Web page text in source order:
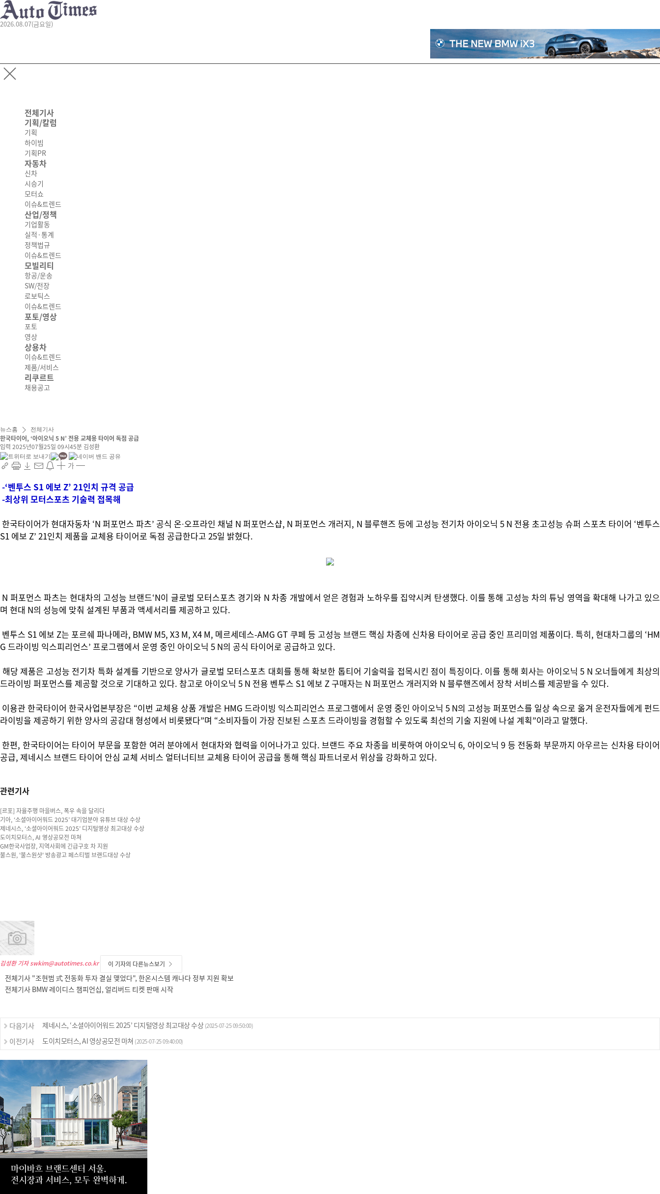
2026.08.07(금요일)
전체기사
기획/칼럼
기획
하이빔
기획PR
자동차
신차
시승기
모터쇼
이슈&트렌드
산업/정책
기업활동
실적·통계
정책법규
이슈&트렌드
모빌리티
항공/운송
SW/전장
로보틱스
이슈&트렌드
포토/영상
포토
영상
상용차
이슈&트렌드
제품/서비스
리쿠르트
채용공고
뉴스홈 전체기사
한국타이어, ‘아이오닉 5 N’ 전용 교체용 타이어 독점 공급
입력 2025년07월25일 09시45분 김성환
가
-‘벤투스 S1 에보 Z’ 21인치 규격 공급
-최상위 모터스포츠 기술력 접목해
한국타이어가 현대자동차 ‘N 퍼포먼스 파츠’ 공식 온∙오프라인 채널 N 퍼포먼스샵, N 퍼포먼스 개러지, N 블루핸즈 등에 고성능 전기차 아이오닉 5 N 전용 초고성능 슈퍼 스포츠 타이어 ‘벤투스
S1 에보 Z’ 21인치 제품을 교체용 타이어로 독점 공급한다고 25일 밝혔다.
N 퍼포먼스 파츠는 현대차의 고성능 브랜드‘N이 글로벌 모터스포츠 경기와 N 차종 개발에서 얻은 경험과 노하우를 집약시켜 탄생했다. 이를 통해 고성능 차의 튜닝 영역을 확대해 나가고 있으
며 현대 N의 성능에 맞춰 설계된 부품과 액세서리를 제공하고 있다.
벤투스 S1 에보 Z는 포르쉐 파나메라, BMW M5, X3 M, X4 M, 메르세데스-AMG GT 쿠페 등 고성능 브랜드 핵심 차종에 신차용 타이어로 공급 중인 프리미엄 제품이다. 특히, 현대차그룹의 ‘HM
G 드라이빙 익스피리언스’ 프로그램에서 운영 중인 아이오닉 5 N의 공식 타이어로 공급하고 있다.
해당 제품은 고성능 전기차 특화 설계를 기반으로 양사가 글로벌 모터스포츠 대회를 통해 확보한 톱티어 기술력을 접목시킨 점이 특징이다. 이를 통해 회사는 아이오닉 5 N 오너들에게 최상의
드라이빙 퍼포먼스를 제공할 것으로 기대하고 있다. 참고로 아이오닉 5 N 전용 벤투스 S1 에보 Z 구매자는 N 퍼포먼스 개러지와 N 블루핸즈에서 장착 서비스를 제공받을 수 있다.
이용관 한국타이어 한국사업본부장은 “이번 교체용 상품 개발은 HMG 드라이빙 익스피리언스 프로그램에서 운영 중인 아이오닉 5 N의 고성능 퍼포먼스를 일상 속으로 옮겨 운전자들에게 펀드
라이빙을 제공하기 위한 양사의 공감대 형성에서 비롯됐다”며 “소비자들이 가장 진보된 스포츠 드라이빙을 경험할 수 있도록 최선의 기술 지원에 나설 계획”이라고 말했다.
한편, 한국타이어는 타이어 부문을 포함한 여러 분야에서 현대차와 협력을 이어나가고 있다. 브랜드 주요 차종을 비롯하여 아이오닉 6, 아이오닉 9 등 전동화 부문까지 아우르는 신차용 타이어
공급, 제네시스 브랜드 타이어 안심 교체 서비스 얼터너티브 교체용 타이어 공급을 통해 핵심 파트너로서 위상을 강화하고 있다.
관련기사
[르포] 자율주행 마을버스, 폭우 속을 달리다
기아, ‘소셜아이어워드 2025’ 대기업분야 유튜브 대상 수상
제네시스, ‘소셜아이어워드 2025’ 디지털영상 최고대상 수상
도이치모터스, AI 영상공모전 마쳐
GM한국사업장, 지역사회에 긴급구호 차 지원
불스원, '불스원샷' 방송광고 페스티벌 브랜드대상 수상
김성환 기자 swkim@autotimes.co.kr 이 기자의 다른뉴스보기
전체기사 "조현범 式 전동화 투자 결실 맺었다", 한온시스템 캐나다 정부 지원 확보
전체기사 BMW 레이디스 챔피언십, 얼리버드 티켓 판매 시작
다음기사 제네시스, ‘소셜아이어워드 2025’ 디지털영상 최고대상 수상 (2025-07-25 09:50:00)
이전기사 도이치모터스, AI 영상공모전 마쳐 (2025-07-25 09:40:00)